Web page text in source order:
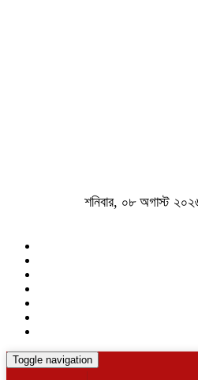
শনিবার, ০৮ অগাস্ট
Toggle navigation